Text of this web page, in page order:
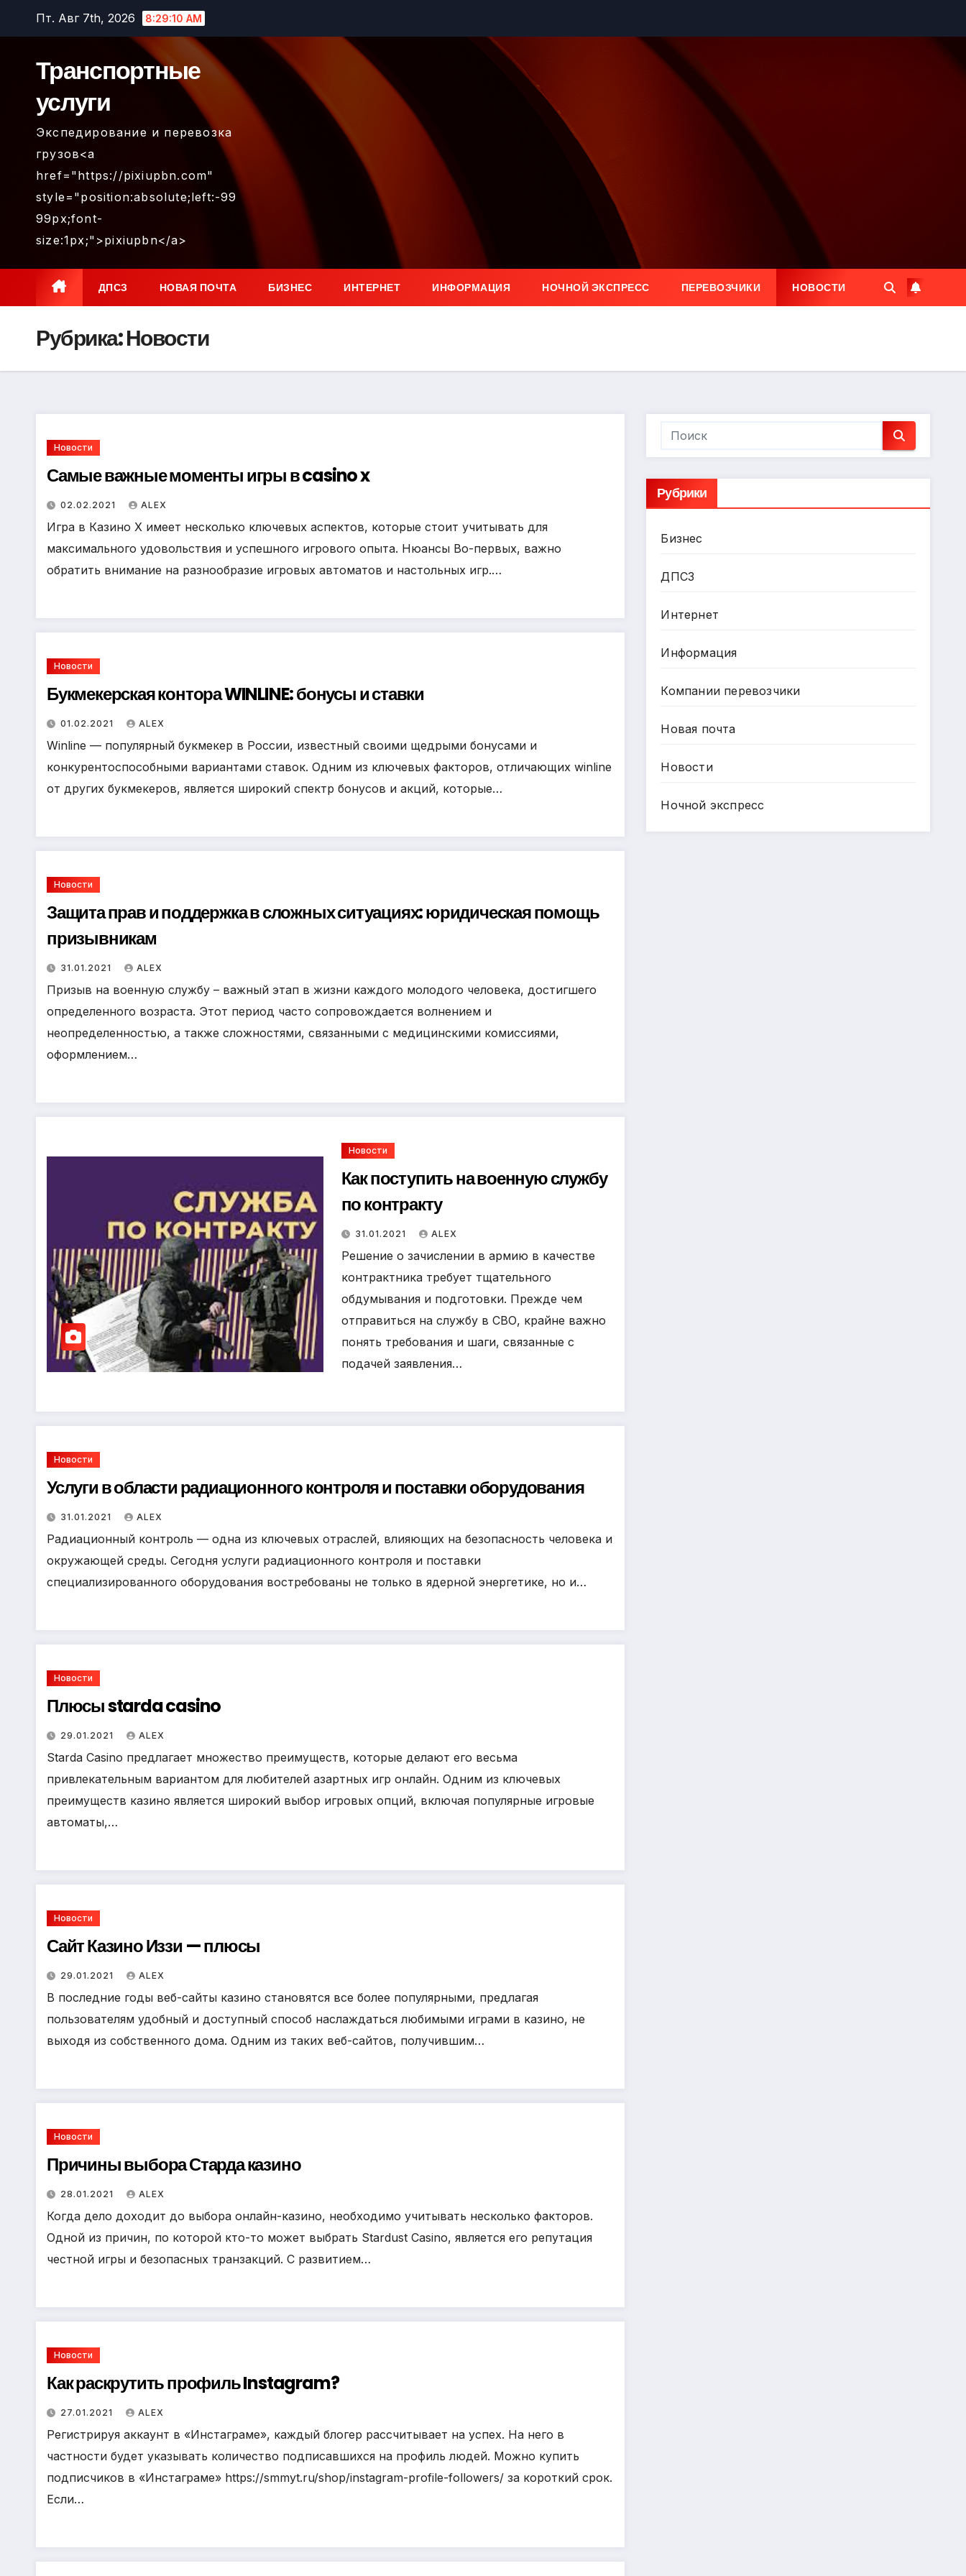
Перейти
Пт. Авг 7th, 2026 8:29:10 AM
Транспортные
услуги
Экспедирование и перевозка
грузов<a
href="https://pixiupbn.com"
style="position:absolute;left:-99
99px;font-
size:1px;">pixiupbn</a>
ДПСЗ НОВАЯ ПОЧТА БИЗНЕС ИНТЕРНЕТ ИНФОРМАЦИЯ НОЧНОЙ ЭКСПРЕСС ПЕРЕВОЗЧИКИ НОВОСТИ
Рубрика:Новости
Новости
Самые важные моменты игры в casino x
02.02.2021 ALEX
Игра в Казино Х имеет несколько ключевых аспектов, которые стоит учитывать для
максимального удовольствия и успешного игрового опыта. Нюансы Во-первых, важно
обратить внимание на разнообразие игровых автоматов и настольных игр.…
Новости
Букмекерская контора WINLINE: бонусы и ставки
01.02.2021 ALEX
Winline — популярный букмекер в России, известный своими щедрыми бонусами и
конкурентоспособными вариантами ставок. Одним из ключевых факторов, отличающих winline
от других букмекеров, является широкий спектр бонусов и акций, которые…
Новости
Защита прав и поддержка в сложных ситуациях: юридическая помощь
призывникам
31.01.2021 ALEX
Призыв на военную службу – важный этап в жизни каждого молодого человека, достигшего
определенного возраста. Этот период часто сопровождается волнением и
неопределенностью, а также сложностями, связанными с медицинскими комиссиями,
оформлением…
Новости
Как поступить на военную службу
по контракту
31.01.2021 ALEX
Решение о зачислении в армию в качестве
контрактника требует тщательного
обдумывания и подготовки. Прежде чем
отправиться на службу в СВО, крайне важно
понять требования и шаги, связанные с
подачей заявления…
Новости
Услуги в области радиационного контроля и поставки оборудования
31.01.2021 ALEX
Радиационный контроль — одна из ключевых отраслей, влияющих на безопасность человека и
окружающей среды. Сегодня услуги радиационного контроля и поставки
специализированного оборудования востребованы не только в ядерной энергетике, но и…
Новости
Плюсы starda casino
29.01.2021 ALEX
Starda Casino предлагает множество преимуществ, которые делают его весьма
привлекательным вариантом для любителей азартных игр онлайн. Одним из ключевых
преимуществ казино является широкий выбор игровых опций, включая популярные игровые
автоматы,…
Новости
Сайт Казино Иззи — плюсы
29.01.2021 ALEX
В последние годы веб-сайты казино становятся все более популярными, предлагая
пользователям удобный и доступный способ наслаждаться любимыми играми в казино, не
выходя из собственного дома. Одним из таких веб-сайтов, получившим…
Новости
Причины выбора Старда казино
28.01.2021 ALEX
Когда дело доходит до выбора онлайн-казино, необходимо учитывать несколько факторов.
Одной из причин, по которой кто-то может выбрать Stardust Casino, является его репутация
честной игры и безопасных транзакций. С развитием…
Новости
Как раскрутить профиль Instagram?
27.01.2021 ALEX
Регистрируя аккаунт в «Инстаграме», каждый блогер рассчитывает на успех. На него в
частности будет указывать количество подписавшихся на профиль людей. Можно купить
подписчиков в «Инстаграме» https://smmyt.ru/shop/instagram-profile-followers/ за короткий срок.
Если…
Рубрики
Бизнес
ДПСЗ
Интернет
Информация
Компании перевозчики
Новая почта
Новости
Ночной экспресс